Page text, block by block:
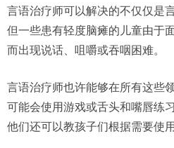
言语治疗师可以解决的不仅仅是
但一些患有轻度脑瘫的儿童由于
而出现说话、咀嚼或吞咽困难。
言语治疗师也许能够在所有这些
可能会使用游戏或舌头和嘴唇练
他们还可以教孩子们根据需要使